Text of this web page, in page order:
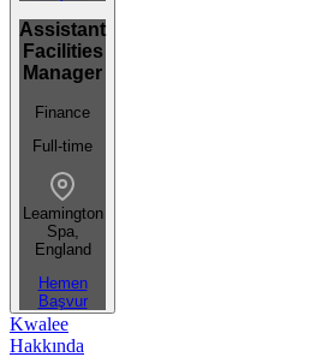
Assistant
Facilities
Manager
Finance
Full-time
Leamington
Spa,
England
Hemen
Başvur
Kwalee
Hakkında